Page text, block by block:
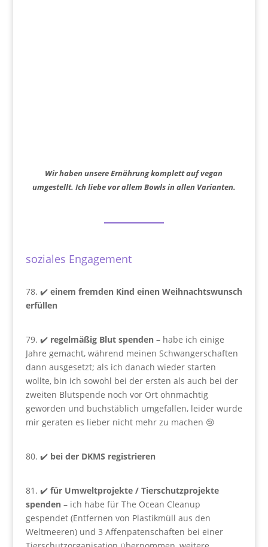
Wir haben unsere Ernährung komplett auf vegan
umgestellt. Ich liebe vor allem Bowls in allen Varianten.
soziales Engagement
78. ✔️ einem fremden Kind einen Weihnachtswunsch
erfüllen
79. ✔️ regelmäßig Blut spenden– habe ich einige
Jahre gemacht, während meinen Schwangerschaften
dann ausgesetzt; als ich danach wieder starten
wollte, bin ich sowohl bei der ersten als auch bei der
zweiten Blutspende noch vor Ort ohnmächtig
geworden und buchstäblich umgefallen, leider wurde
mir geraten es lieber nicht mehr zu machen 😢
80. ✔️ bei der DKMS registrieren
81. ✔️ für Umweltprojekte / Tierschutzprojekte
spenden– ich habe für The Ocean Cleanup
gespendet (Entfernen von Plastikmüll aus den
Weltmeeren) und 3 Affenpatenschaften bei einer